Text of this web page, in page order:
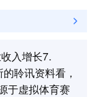
入增长7.
聆讯资料看，
于虚拟体育赛